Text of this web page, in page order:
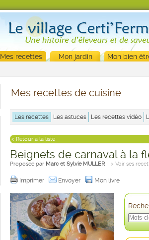
Mes recettes Mon jardin Mon bien
Mes recettes de cuisine
Les recettes Les astuces Les recettes vidéo
< Retour à la liste
Beignets de carnaval à la
Proposée par Marc et Sylvie MULLER > Voir ses
Imprimer Envoyer Mon livre